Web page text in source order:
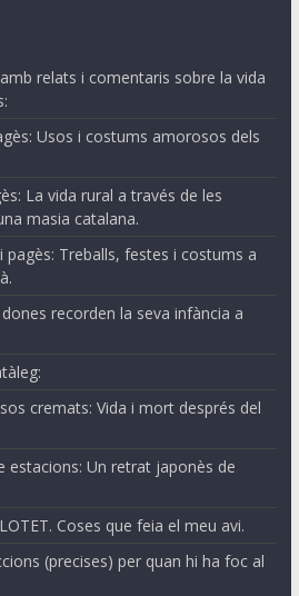
relats i comentaris sobre la vida
Usos i costums amorosos dels
La vida rural a través de les
masia catalana.
pagès: Treballs, festes i costums a
recorden la seva infància a
cremats: Vida i mort després del
estacions: Un retrat japonès de
Coses que feia el meu avi.
(precises) per quan hi ha foc al